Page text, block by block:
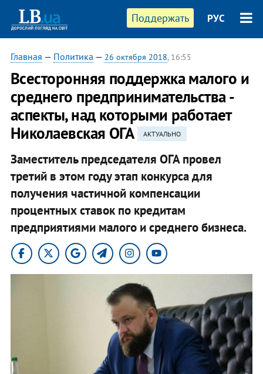
Поддержать РУС
Главная — Политика — 26 октября 2018, 16:55
Всесторонняя поддержка малого и
среднего предпринимательства -
аспекты, над которыми работает
Николаевская ОГА
АКТУАЛЬНО
Заместитель председателя ОГА провел
третий в этом году этап конкурса для
получения частичной компенсации
процентных ставок по кредитам
предприятиями малого и среднего бизнеса.